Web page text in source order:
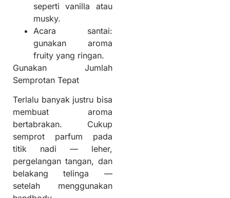
seperti vanilla atau
musky.
Acara santai:
gunakan aroma
fruity yang ringan.
Gunakan Jumlah
Semprotan Tepat
Terlalu banyak justru bisa
membuat aroma
bertabrakan. Cukup
semprot parfum pada
titik nadi — leher,
pergelangan tangan, dan
belakang telinga —
setelah menggunakan